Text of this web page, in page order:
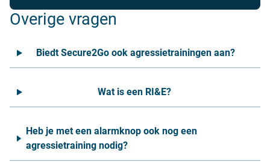
Overige vragen
Biedt Secure2Go ook agressietrainingen aan?
Wat is een RI&E?
Heb je met een alarmknop ook nog een
agressietraining nodig?